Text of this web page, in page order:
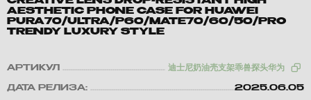
AESTHETIC PHONE CASE FOR HUAWEI
PURA70/ULTRA/P60/MATE70/60/50/PRO
TRENDY LUXURY STYLE
АРТИКУЛ 迪士尼奶油壳支架乖兽探头华为
ДАТА РЕЛИЗА: 2025.06.05